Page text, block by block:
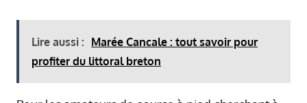
Lire aussi : Marée Cancale : tout savoir pour
profiter du littoral breton